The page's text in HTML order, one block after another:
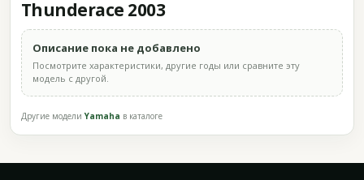
Thunderace 2003
Описание пока не добавлено
Посмотрите характеристики, другие годы или сравните эту
модель с другой.
Другие моделиYamaha в каталоге